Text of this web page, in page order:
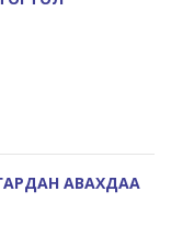
АВАХДАА